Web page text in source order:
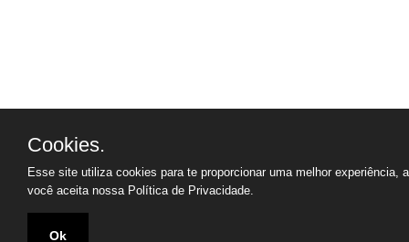
Cookies.
Esse site utiliza cookies para te proporcionar uma melhor experiência,
você aceita nossa Política de Privacidade.
Ok